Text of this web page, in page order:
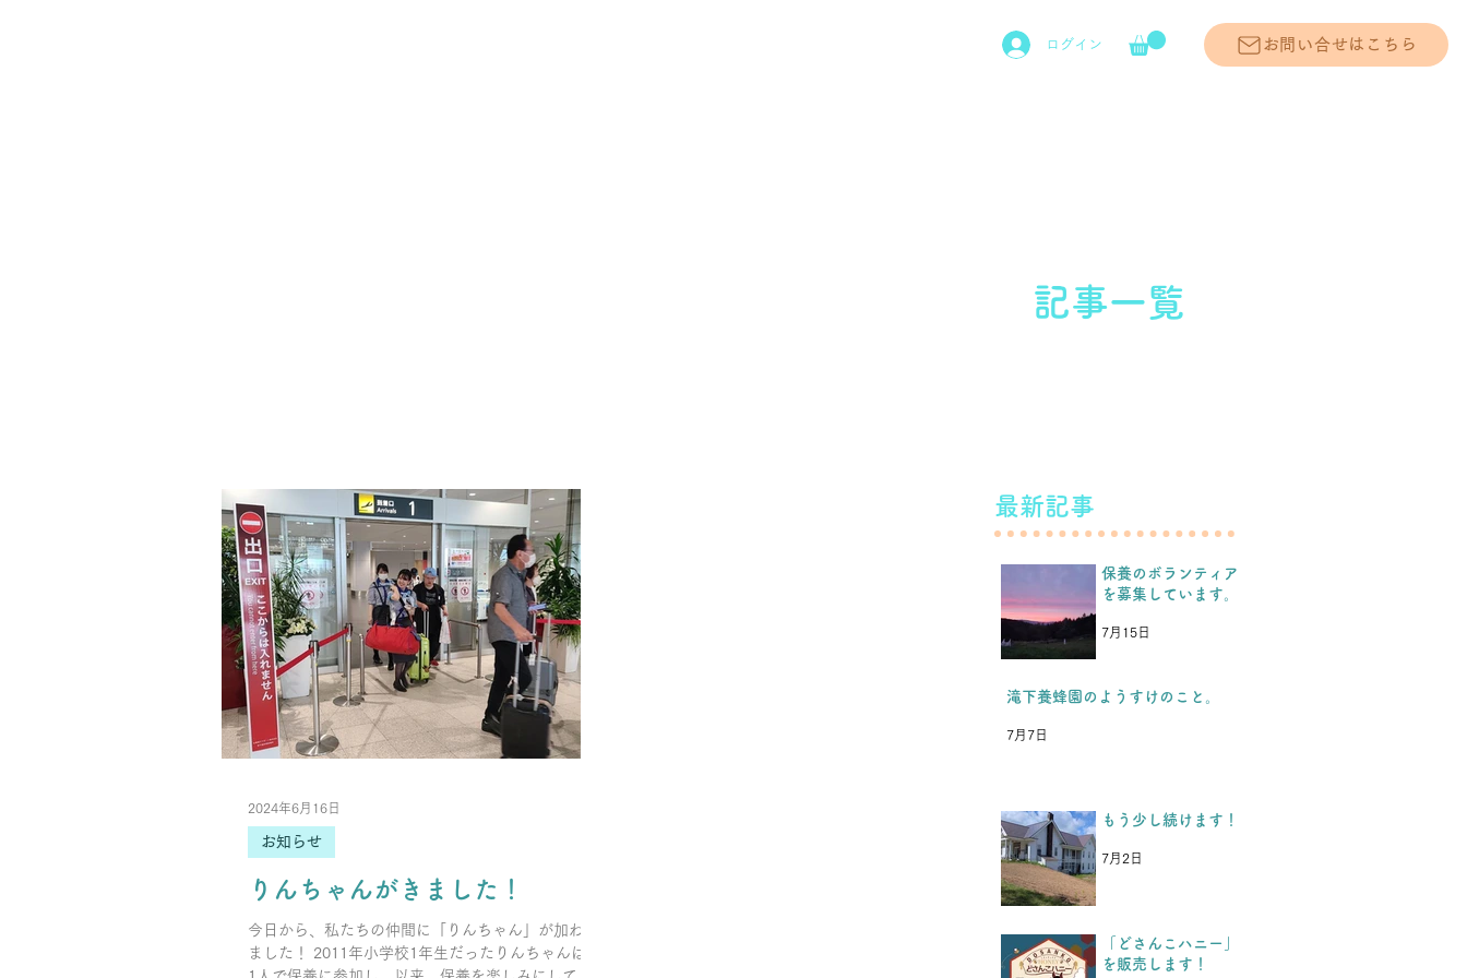
ログイン お問い合せはこちら
記事一覧
りんちゃんがきました！
今日から、私たちの仲間に「りんちゃん」が加わり
ました！ 2011年小学校1年生だったりんちゃんは、
お知らせ
2024年6月16日
最新記事
保養のボランティア
を募集しています。
7月15日
滝下養蜂園のようすけのこと。
7月7日
もう少し続けます！
7月2日
「どさんこハニー」
を販売します！